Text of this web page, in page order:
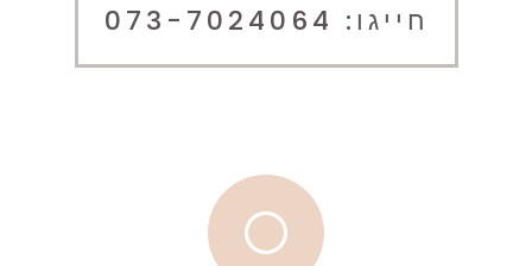
חייגו: 073-7024064
[